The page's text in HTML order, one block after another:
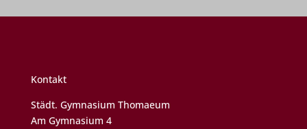
Kontakt
Städt. Gymnasium Thomaeum
Am Gymnasium 4